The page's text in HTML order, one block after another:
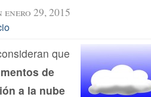
enero 29, 2015
que
de
a la nube